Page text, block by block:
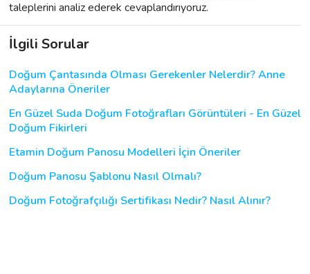
taleplerini analiz ederek cevaplandırıyoruz.
İlgili Sorular
Doğum Çantasında Olması Gerekenler Nelerdir? Anne
Adaylarına Öneriler
En Güzel Suda Doğum Fotoğrafları Görüntüleri - En Güzel
Doğum Fikirleri
Etamin Doğum Panosu Modelleri İçin Öneriler
Doğum Panosu Şablonu Nasıl Olmalı?
Doğum Fotoğrafçılığı Sertifikası Nedir? Nasıl Alınır?